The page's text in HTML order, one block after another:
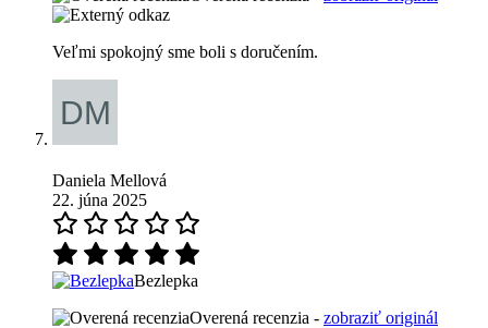
Veľmi spokojný sme boli s doručením.
Daniela Mellová
22. júna 2025
Bezlepka
Overená recenzia - zobraziť originál